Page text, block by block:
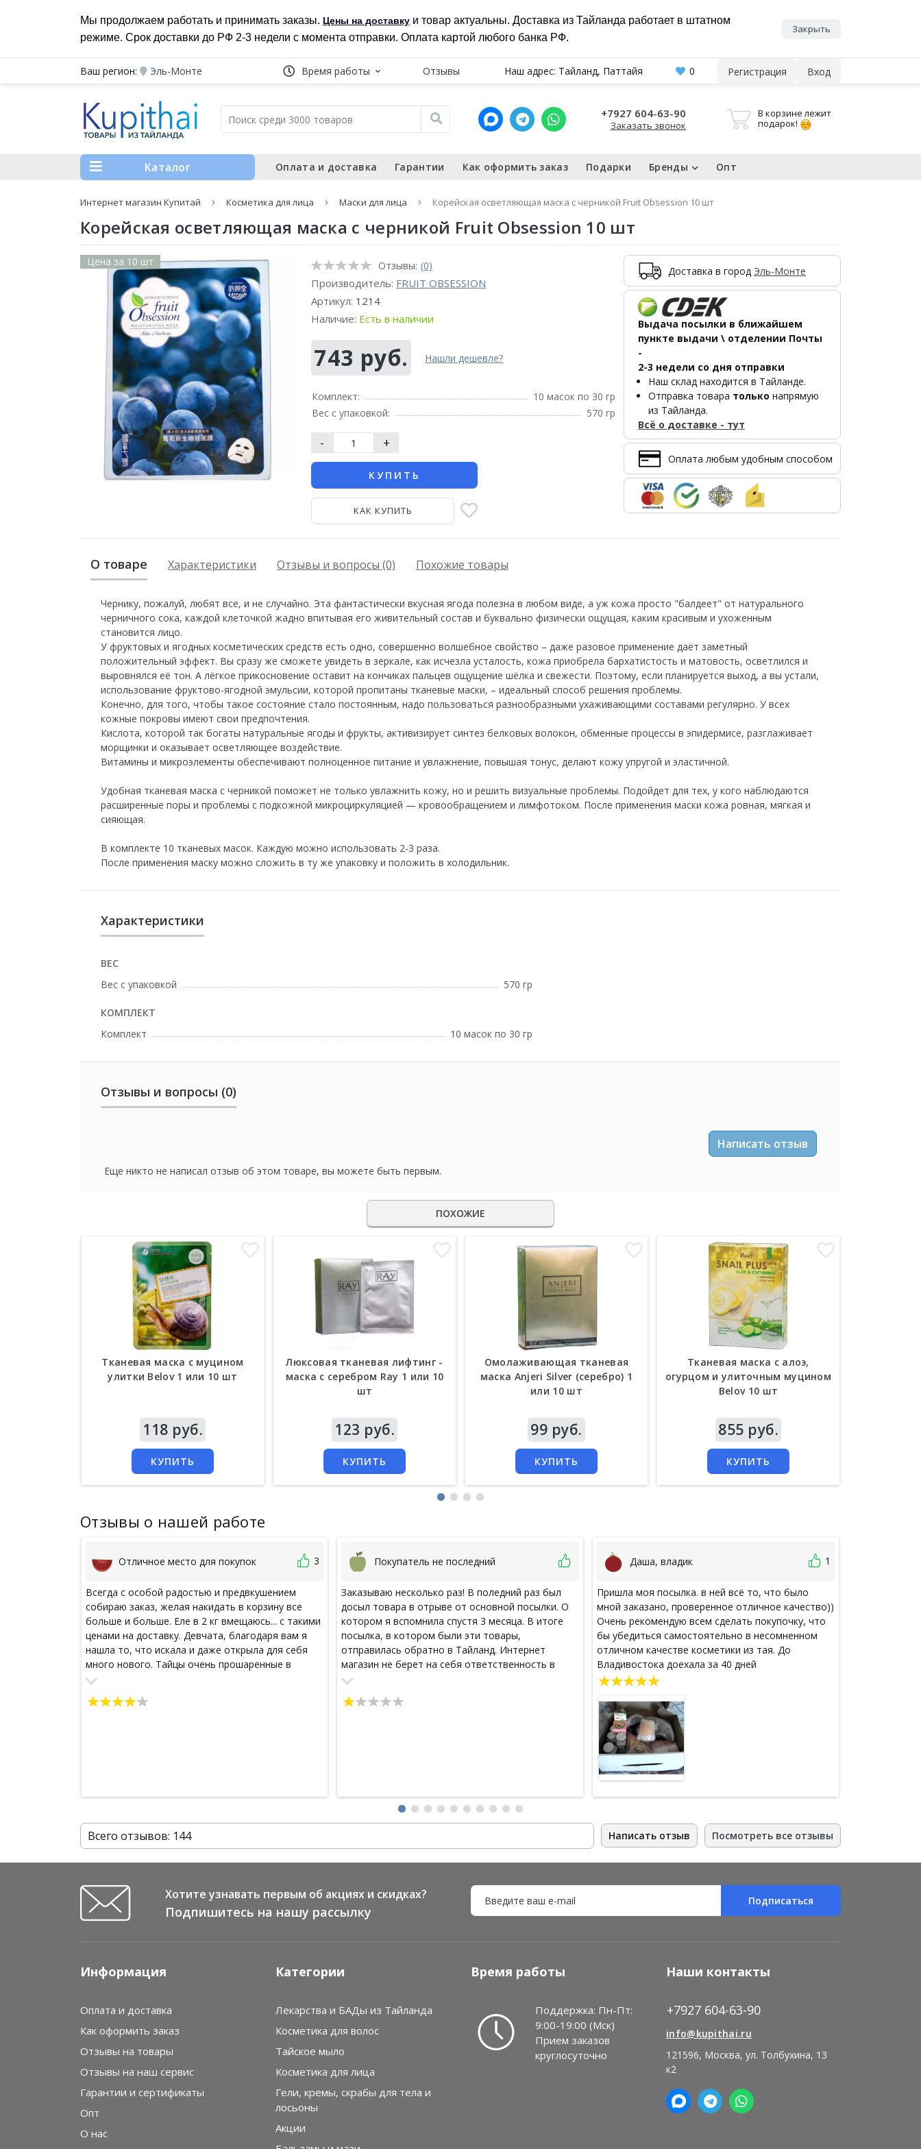
Мы продолжаем работать и принимать заказы. Цены на доставку и товар актуальны. Доставка из Тайланда работает в штатном
режиме. Срок доставки до РФ 2-3 недели с момента отправки. Оплата картой любого банка РФ.
Закрыть
Ваш регион: Эль-Монте Время работы Отзывы Наш адрес: Тайланд, Паттайя 0 Регистрация Вход
+7927 604-63-90
Заказать звонок
В корзине лежит
подарок!
Каталог Оплата и доставка Гарантии Как оформить заказ Подарки Бренды Опт
Интернет магазин Купитай Косметика для лица Маски для лица Корейская осветляющая маска с черникой Fruit Obsession 10 шт
Корейская осветляющая маска с черникой Fruit Obsession 10 шт
Цена за 10 шт Отзывы: (0)
Производитель: FRUIT OBSESSION
Артикул: 1214
Наличие: Есть в наличии
743 руб. Нашли дешевле?
Комплект:
10 масок по 30 гр
Вес с упаковкой:
570 гр
- +
КУПИТЬ
КАК КУПИТЬ
Доставка в город Эль-Монте
Выдача посылки в ближайшем
пункте выдачи \ отделении Почты
-
2-3 недели со дня отправки
Наш склад находится в Тайланде.
Отправка товара только напрямую
из Тайланда.
Всё о доставке - тут
Оплата любым удобным способом
О товаре Характеристики Отзывы и вопросы (0) Похожие товары
Чернику, пожалуй, любят все, и не случайно. Эта фантастически вкусная ягода полезна в любом виде, а уж кожа просто "балдеет" от натурального
черничного сока, каждой клеточкой жадно впитывая его живительный состав и буквально физически ощущая, каким красивым и ухоженным
становится лицо.
У фруктовых и ягодных косметических средств есть одно, совершенно волшебное свойство – даже разовое применение даёт заметный
положительный эффект. Вы сразу же сможете увидеть в зеркале, как исчезла усталость, кожа приобрела бархатистость и матовость, осветлился и
выровнялся её тон. А лёгкое прикосновение оставит на кончиках пальцев ощущение шёлка и свежести. Поэтому, если планируется выход, а вы устали,
использование фруктово-ягодной эмульсии, которой пропитаны тканевые маски, – идеальный способ решения проблемы.
Конечно, для того, чтобы такое состояние стало постоянным, надо пользоваться разнообразными ухаживающими составами регулярно. У всех
кожные покровы имеют свои предпочтения.
Кислота, которой так богаты натуральные ягоды и фрукты, активизирует синтез белковых волокон, обменные процессы в эпидермисе, разглаживает
морщинки и оказывает осветляющее воздействие.
Витамины и микроэлементы обеспечивают полноценное питание и увлажнение, повышая тонус, делают кожу упругой и эластичной.
Удобная тканевая маска с черникой поможет не только увлажнить кожу, но и решить визуальные проблемы. Подойдет для тех, у кого наблюдаются
расширенные поры и проблемы с подкожной микроциркуляцией — кровообращением и лимфотоком. После применения маски кожа ровная, мягкая и
сияющая.
В комплекте 10 тканевых масок. Каждую можно использовать 2-3 раза.
После применения маску можно сложить в ту же упаковку и положить в холодильник.
Характеристики
ВЕС
Вес с упаковкой
570 гр
КОМПЛЕКТ
Комплект
10 масок по 30 гр
Отзывы и вопросы (0)
Написать отзыв
Еще никто не написал отзыв об этом товаре, вы можете быть первым.
ПОХОЖИЕ
Тканевая маска с муцином
улитки Belov 1 или 10 шт
118 руб.
КУПИТЬ
Люксовая тканевая лифтинг -
маска с серебром Ray 1 или 10
шт
123 руб.
КУПИТЬ
Омолаживающая тканевая
маска Anjeri Silver (серебро) 1
или 10 шт
99 руб.
КУПИТЬ
Тканевая маска с алоэ,
огурцом и улиточным муцином
Belov 10 шт
855 руб.
КУПИТЬ
Отзывы о нашей работе
Отличное место для покупок 3
Всегда с особой радостью и предвкушением
собираю заказ, желая накидать в корзину все
больше и больше. Еле в 2 кг вмещаюсь... с такими
ценами на доставку. Девчата, благодаря вам я
нашла то, что искала и даже открыла для себя
много нового. Тайцы очень прошаренные в
аптечных средствах, в гигиене. Благодаря вам
Ребята, процветания вам! Зы: уже собираю новый
Покупатель не последний
Заказываю несколько раз! В поледний раз был
досыл товара в отрыве от основной посылки. О
котором я вспомнила спустя 3 месяца. В итоге
посылка, в котором были эти товары,
отправилась обратно в Тайланд. Интернет
магазин не берет на себя ответственность в
данной ситуации. Хотя я иного мнения.
Даша, владик 1
Пришла моя посылка. в ней всё то, что было
мной заказано, проверенное отличное качество))
Очень рекомендую всем сделать покупочку, что
бы убедиться самостоятельно в несомненном
отличном качестве косметики из тая. До
Владивостока доехала за 40 дней
Всего отзывов: 144 Написать отзыв Посмотреть все отзывы
Хотите узнавать первым об акциях и скидках?
Подпишитесь на нашу рассылку
Подписаться
Информация
Оплата и доставка
Как оформить заказ
Отзывы на товары
Отзывы на наш сервис
Гарантии и сертификаты
Опт
О нас
Категории
Лекарства и БАДы из Тайланда
Косметика для волос
Тайское мыло
Косметика для лица
Гели, кремы, скрабы для тела и
лосьоны
Акции
Время работы
Поддержка: Пн-Пт:
9:00-19:00 (Мск)
Прием заказов
круглосуточно
Наши контакты
+7927 604-63-90
info@kupithai.ru
121596, Москва, ул. Толбухина, 13
к2